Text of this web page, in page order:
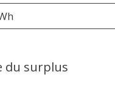
du surplus